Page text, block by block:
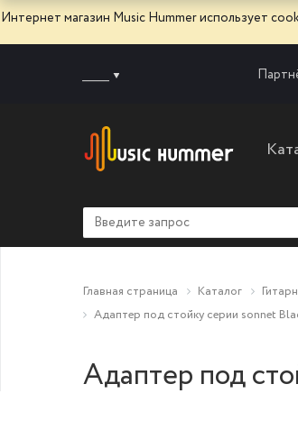
Интернет магазин Music Hummer использует
Главная страница Каталог
Адаптер под стойку серии sonnet
Адаптер под